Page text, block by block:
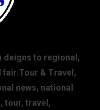
deigns to regional,
fair.Tour & Travel,
news, national
tour, travel,